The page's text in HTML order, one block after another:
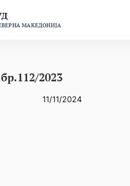
МАКЕДОНИЈА
2023
11/11/2024